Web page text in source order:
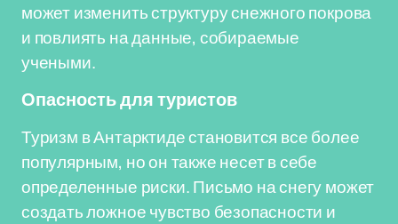
может изменить структуру снежного покрова
и повлиять на данные, собираемые
учеными.
Опасность для туристов
Туризм в Антарктиде становится все более
популярным, но он также несет в себе
определенные риски. Письмо на снегу может
создать ложное чувство безопасности и